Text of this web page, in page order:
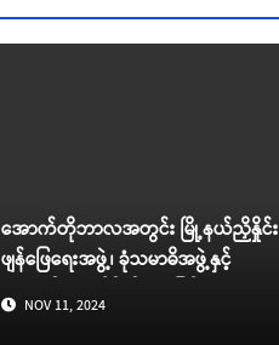
အောက်တိုဘာလအတွင်း မြို့နယ်ညှိနှိုင်း
ဖျန်ဖြေရေးအဖွဲ့၊ ခုံသမာဓိအဖွဲ့နှင့်
ခုံသမာဓိကောင်စီတို့မှ အငြင်းပွားမှုများ
ဆောင်ရွက်ပြီးစီးမှု
NOV 11, 2024